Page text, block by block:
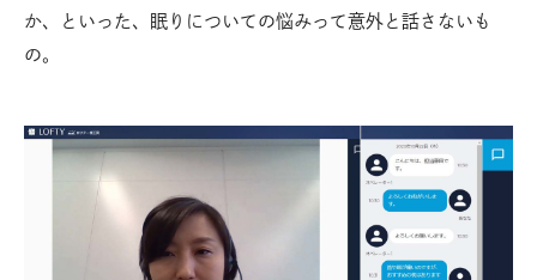
か、といった、眠りについての悩みって意外と話さないも
の。